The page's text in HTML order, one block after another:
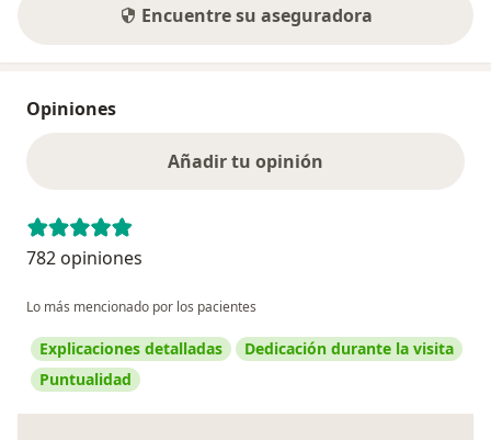
Encuentre su aseguradora
Opiniones
Añadir tu opinión
782 opiniones
Lo más mencionado por los pacientes
Explicaciones detalladas
Dedicación durante la visita
Puntualidad